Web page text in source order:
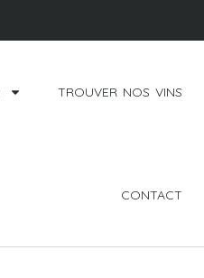
TROUVER NOS VINS
CONTACT